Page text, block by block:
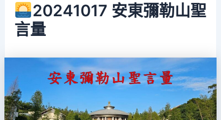
20241017 安東彌勒山聖
言量